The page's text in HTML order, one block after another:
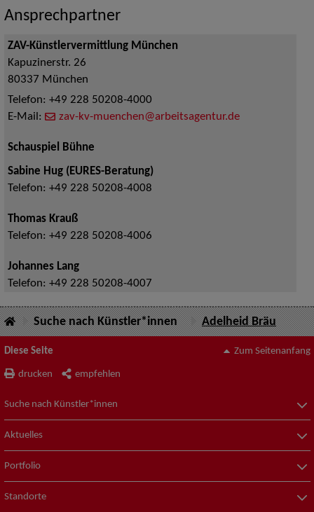
Ansprechpartner
ZAV-Künstlervermittlung München
Kapuzinerstr. 26
80337 München
Telefon: +49 228 50208-4000
E-Mail:
zav-kv-muenchen@arbeitsagentur.de
Schauspiel Bühne
Sabine Hug (EURES-Beratung)
Telefon: +49 228 50208-4008
Thomas Krauß
Telefon: +49 228 50208-4006
Johannes Lang
Telefon: +49 228 50208-4007
Suche nach Künstler*innen Adelheid Bräu
Diese Seite
drucken empfehlen
Zum Seitenanfang
Suche nach Künstler*innen
Aktuelles
Portfolio
Standorte